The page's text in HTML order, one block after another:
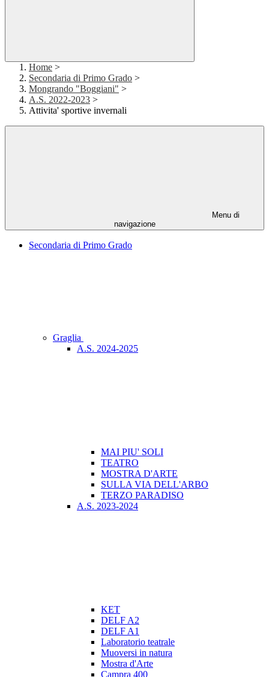
Home >
Secondaria di Primo Grado >
Mongrando "Boggiani" >
A.S. 2022-2023 >
Attivita' sportive invernali
Menu di
navigazione
Secondaria di Primo Grado
Graglia
A.S. 2024-2025
MAI PIU' SOLI
TEATRO
MOSTRA D'ARTE
SULLA VIA DELL'ARBO
TERZO PARADISO
A.S. 2023-2024
KET
DELF A2
DELF A1
Laboratorio teatrale
Muoversi in natura
Mostra d'Arte
Campra 400